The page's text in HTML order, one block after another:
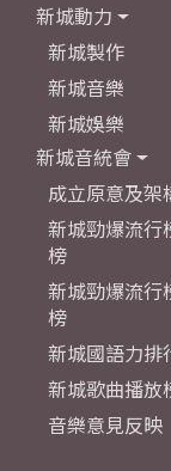
新城動力
新城製作
新城音樂
新城娛樂
新城音統會
成立原意及架
新城勁爆流行
榜
新城勁爆流行
榜
新城國語力排
新城歌曲播放
音樂意見反映